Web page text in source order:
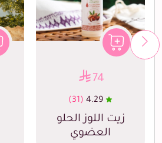
74
4.29
(31)
زيت اللوز الحلو
العضوي